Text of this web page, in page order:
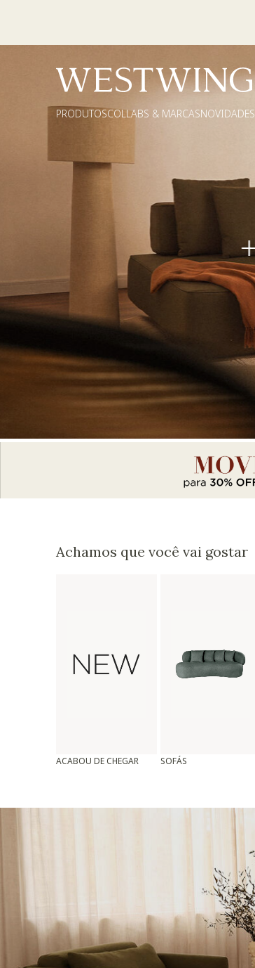
PRODUTOSCOLLABS & MARCASNOVIDADES
Achamos que você vai gostar
ACABOU DE CHEGAR SOFÁS